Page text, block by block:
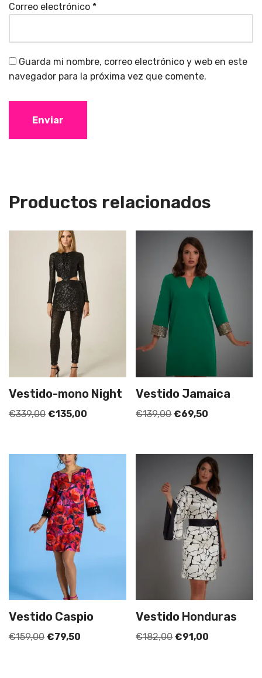
Correo electrónico *
Guarda mi nombre, correo electrónico y web en este
navegador para la próxima vez que comente.
Productos relacionados
Vestido-mono Night
€339,00 €135,00
Vestido Jamaica
€139,00 €69,50
Vestido Caspio
€159,00 €79,50
Vestido Honduras
€182,00 €91,00